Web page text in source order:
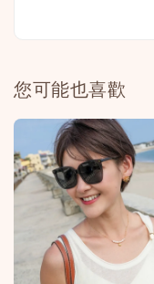
您可能也喜歡